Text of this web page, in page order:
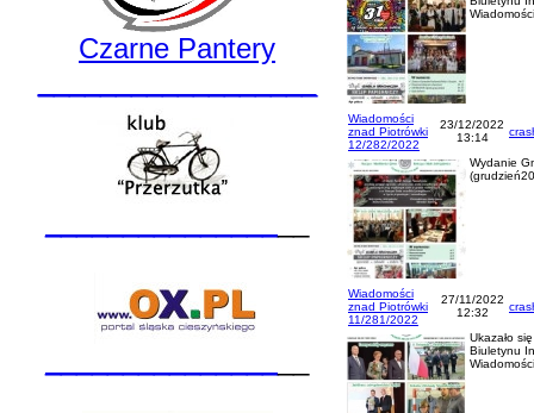
Czarne Pantery
Wiadomości
znad Piotrówki
12/282/2022
23/12/2022
13:14
Wydanie
Wiadomości
znad Piotrówki
11/281/2022
27/11/2022
12:32
Ukazało
Biuletynu